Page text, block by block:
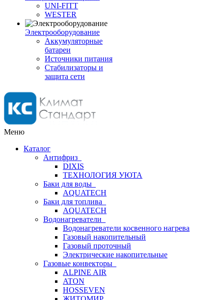
UNI-FITT
WESTER
Электрооборудование
Аккумуляторные
батареи
Источники питания
Стабилизаторы и
защита сети
Меню
Каталог
Антифриз
DIXIS
ТЕХНОЛОГИЯ УЮТА
Баки для воды
AQUATECH
Баки для топлива
AQUATECH
Водонагреватели
Водонагреватели косвенного нагрева
Газовый накопительный
Газовый проточный
Электрические накопительные
Газовые конвекторы
ALPINE AIR
ATON
HOSSEVEN